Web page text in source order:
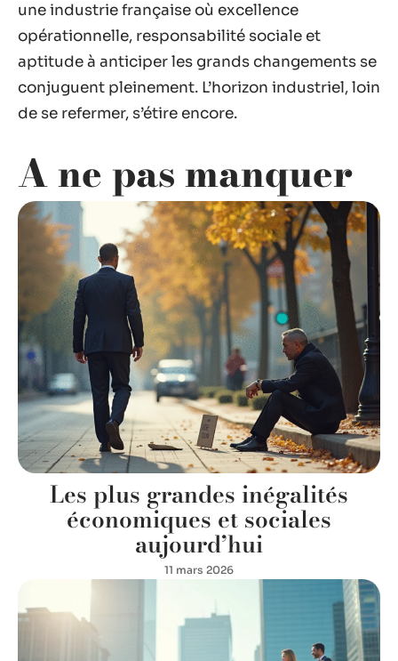
une industrie française où excellence
opérationnelle, responsabilité sociale et
aptitude à anticiper les grands changements se
conjuguent pleinement. L’horizon industriel, loin
de se refermer, s’étire encore.
A ne pas manquer
Les plus grandes inégalités
économiques et sociales
aujourd’hui
11 mars 2026